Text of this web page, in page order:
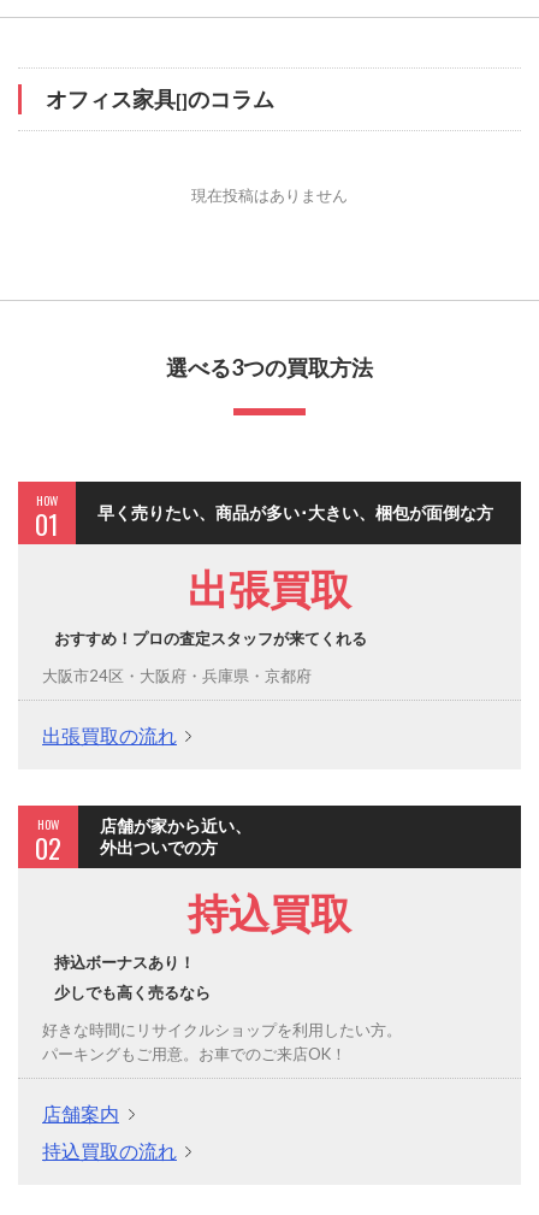
オフィス家具[]のコラム
現在投稿はありません
選べる3つの買取方法
HOW
01 早く売りたい、商品が多い･大きい、梱包が面倒な方
出張買取
おすすめ！プロの査定スタッフが来てくれる
大阪市24区・大阪府・兵庫県・京都府
出張買取の流れ
HOW
02
店舗が家から近い、
外出ついでの方
持込買取
持込ボーナスあり！
少しでも高く売るなら
好きな時間にリサイクルショップを利用したい方。
パーキングもご用意。お車でのご来店OK！
店舗案内
持込買取の流れ